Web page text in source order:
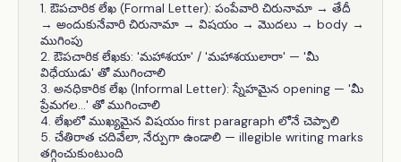
ఔపచారిక లేఖ (Formal Letter): పంపేవారి చిరునామా → తేదీ
→ అందుకునేవారి చిరునామా → విషయం → మొదలు → body →
ముగింపు
ఔపచారిక లేఖకు: 'మహాశయా' / 'మహాశయులారా' — 'మీ
విధేయుడు' తో ముగించాలి
అనధికారిక లేఖ (Informal Letter): స్నేహమైన opening — 'మీ
ప్రేమగల...' తో ముగించాలి
లేఖలో ముఖ్యమైన విషయం first paragraph లోనే చెప్పాలి
చేతిరాత చదివేలా, నేర్పుగా ఉండాలి — illegible writing marks
తగ్గించుకుంటుంది